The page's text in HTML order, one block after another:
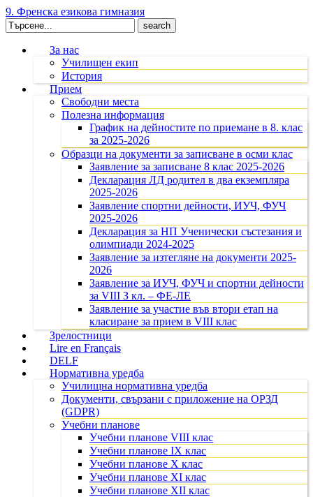
9. Френска езикова гимназия
Search
for:
За нас
Училищен екип
История
Прием
Свободни места
Полезна информация
График на дейностите по приемане в 8. клас
за 2025-2026
Образци на документи за записване в осми клас
Заявление за записване 8 клас 2025-2026
Декларация ЛД родител в два екземпляра
2025-2026
Заявление спортни дейности, ИУЧ, ФУЧ
2025-2026
Декларация за НП Ученически състезания и
олимпиади 2024-2025
Заявление за изтегляне на документи 2025-
2026
Заявление за ИУЧ, ФУЧ и спортни дейности
за VIII З кл. – ФЕ-ЛЕ
Заявление за участие във втори етап на
класиране за прием в VIII клас
Зрелостници
Lire en Français
DELF
Нормативна уредба
Училищна нормативна уредба
Документи, свързани с приложение на ОРЗД
(GDPR)
Учебни планове
Учебни планове VIII клас
Учебни планове IX клас
Учебни планове X клас
Учебни планове XI клас
Учебни планове XII клас